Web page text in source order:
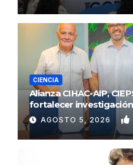
CIENCIA
Alianza CIHAC-AIP,
fortalecer
AGOSTO 5, 2026